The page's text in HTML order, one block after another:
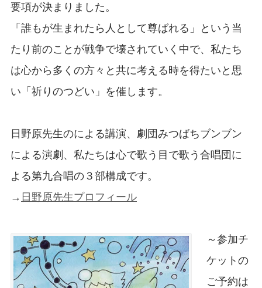
要項が決まりました。
「誰もが生まれたら人として尊ばれる」という当
たり前のことが戦争で壊されていく中で、私たち
は心から多くの方々と共に考える時を得たいと思
い「祈りのつどい」を催します。
日野原先生のによる講演、劇団みつばちブンブン
による演劇、私たちは心で歌う目で歌う合唱団に
よる第九合唱の３部構成です。
→ 日野原先生プロフィール
～参加チ
ケットの
ご予約は